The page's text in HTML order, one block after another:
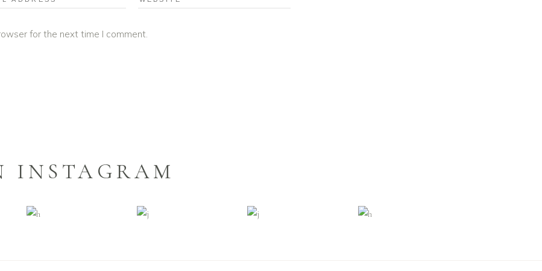
for the next time I comment.
INSTAGRAM